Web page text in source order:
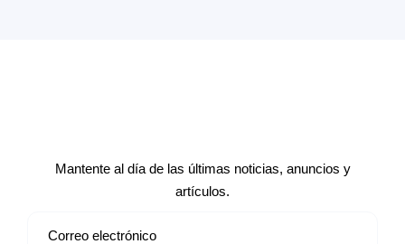
Mantente al día de las últimas noticias, anuncios y
artículos.